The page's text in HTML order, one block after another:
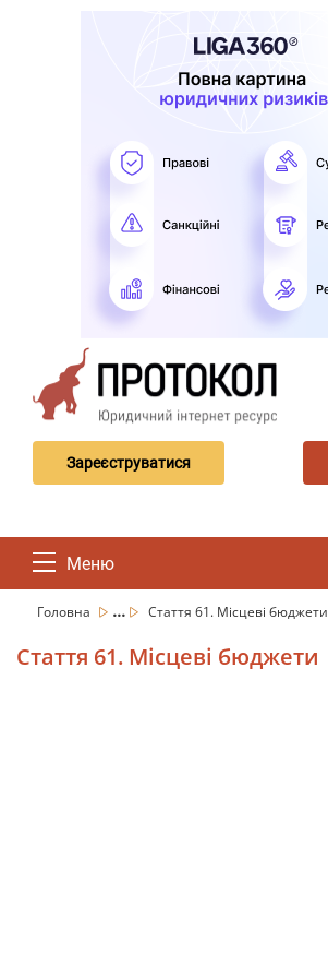
Зареєструватися
Меню
Головна ... Стаття 61. Місцеві бюджети
Стаття 61. Місцеві бюджети